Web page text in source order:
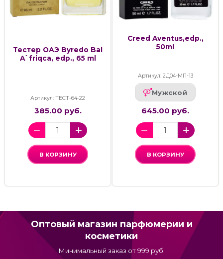
Тестер ОАЭ Byredo Bal
A`friqca, edp., 65 ml
Артикул: ТЕСТ-64-22
385.00 руб.
В КОРЗИНУ
Creed Aventus,edp.,
50ml
Артикул: 2Д04-МП-13
Мужской
645.00 руб.
В КОРЗИНУ
Оптовый магазин парфюмерии и
косметики
Минимальный заказ от 999 руб.